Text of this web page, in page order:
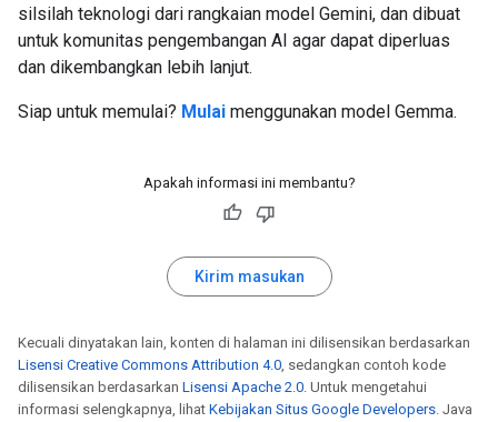
silsilah teknologi dari rangkaian model Gemini, dan dibuat
untuk komunitas pengembangan AI agar dapat diperluas
dan dikembangkan lebih lanjut.
Siap untuk memulai? Mulai menggunakan model Gemma.
Apakah informasi ini membantu?
Kirim masukan
Kecuali dinyatakan lain, konten di halaman ini dilisensikan berdasarkan
Lisensi Creative Commons Attribution 4.0 , sedangkan contoh kode
dilisensikan berdasarkan Lisensi Apache 2.0 . Untuk mengetahui
informasi selengkapnya, lihat Kebijakan Situs Google Developers . Java